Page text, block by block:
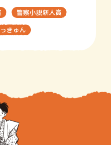
警察小説新人賞
きゅん